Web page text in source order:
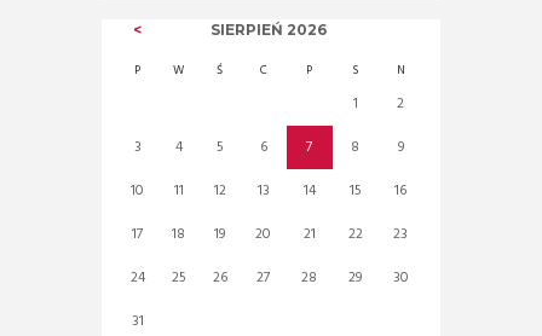
SIERPIEŃ 2026
P W Ś C P S N
1
2
3
4 5 6 7 8
9
10
11 12 13 14 15
16
17
18 19 20 21 22
23
24
25 26 27 28 29
30
31